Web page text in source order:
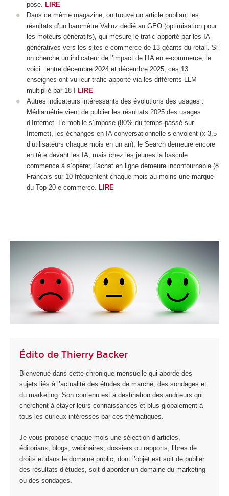
pose.
LIRE
Dans ce même magazine, on trouve un article publiant les
résultats d’un baromètre Valiuz dédié au GEO (optimisation pour
les moteurs génératifs), qui mesure le trafic apporté par les IA
génératives vers les sites e-commerce de 13 géants du retail. Si
on cherche un indicateur de l’impact de l’IA en e-commerce, le
voici : entre décembre 2024 et décembre 2025, ces 13
enseignes ont vu leur trafic apporté via les différents LLM
multiplié par 18 ! LIRE
Autres indicateurs intéressants des évolutions des usages :
Médiamétrie vient de publier les résultats 2025 des usages
d’Internet. Le mobile s’impose (80% du temps passé sur
Internet), les échanges en IA conversationnelle s’envolent (x 3,5
d’utilisateurs chaque mois en un an), le Search demeure encore
en tête devant les IA, mais chez les jeunes la bascule
commence à s’opérer, l’achat en ligne demeure incontournable (8
Français sur 10 fréquentent chaque mois au moins une marque
du Top 20 e-commerce.
LIRE
Édito de Thierry Backer
Bienvenue dans cette chronique mensuelle qui aborde des
sujets liés à l’actualité des études de marché, des sondages et
du marketing. Son contenu est à destination des auditeurs qui
cherchent à étayer leurs connaissances et plus globalement à
tous les curieux intéressés par ces thématiques.
Je vous propose chaque mois une sélection d’articles,
éditoriaux, blogs, webinaires, dossiers ou rapports, libres de
droits et dans le domaine public, dont l’objet est soit de publier
des résultats d’études, soit d’aborder un domaine du marketing
ou des sondages.